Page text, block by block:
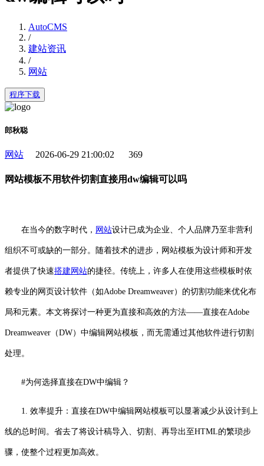
AutoCMS
/
建站资讯
/
网站
程序下载
郎秋聪
网站 2026-06-29 21:00:02 369
网站模板不用软件切割直接用dw编辑可以吗
在当今的数字时代， 网站设计已成为企业、个人品牌乃至非营利
组织不可或缺的一部分。随着技术的进步，网站模板为设计师和开发
者提供了快速搭建网站的捷径。传统上，许多人在使用这些模板时依
赖专业的网页设计软件（如Adobe Dreamweaver）的切割功能来优化布
局和元素。本文将探讨一种更为直接和高效的方法——直接在Adobe
Dreamweaver（DW）中编辑网站模板，而无需通过其他软件进行切割
处理。
#为何选择直接在DW中编辑？
1. 效率提升：直接在DW中编辑网站模板可以显著减少从设计到上
线的总时间。省去了将设计稿导入、切割、再导出至HTML的繁琐步
骤，使整个过程更加高效。